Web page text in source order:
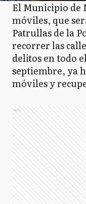
El Municipio de
móviles, que
Patrullas de la
recorrer las
delitos en todo
septiembre, ya
móviles y
Ads